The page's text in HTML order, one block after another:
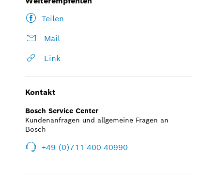
Teilen
Mail
Link
Kontakt
Bosch Service Center
Kundenanfragen und allgemeine Fragen an
Bosch
+49 (0)711 400 40990